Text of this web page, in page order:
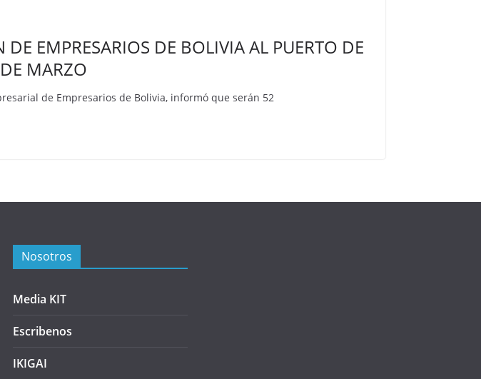
EMPRESARIOS DE BOLIVIA AL PUERTO DE
MARZO
de Empresarios de Bolivia, informó que serán 52
Nosotros
Media KIT
Escribenos
IKIGAI